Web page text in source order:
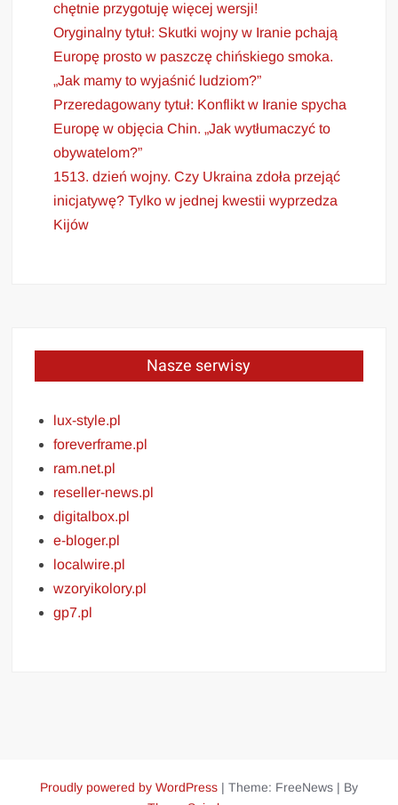
chętnie przygotuję więcej wersji!
Oryginalny tytuł: Skutki wojny w Iranie pchają
Europę prosto w paszczę chińskiego smoka.
„Jak mamy to wyjaśnić ludziom?”
Przeredagowany tytuł: Konflikt w Iranie spycha
Europę w objęcia Chin. „Jak wytłumaczyć to
obywatelom?”
1513. dzień wojny. Czy Ukraina zdoła przejąć
inicjatywę? Tylko w jednej kwestii wyprzedza
Kijów
Nasze serwisy
lux-style.pl
foreverframe.pl
ram.net.pl
reseller-news.pl
digitalbox.pl
e-bloger.pl
localwire.pl
wzoryikolory.pl
gp7.pl
Proudly powered by WordPress | Theme: FreeNews | By